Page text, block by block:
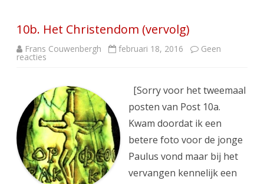
10b. Het Christendom (vervolg)
Frans Couwenbergh februari 18, 2016 Geen
reacties
(vervolg)
[Sorry voor het tweemaal
posten van Post 10a.
Kwam doordat ik een
betere foto voor de jonge
Paulus vond maar bij het
vervangen kennelijk een